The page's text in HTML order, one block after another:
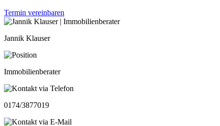
Termin vereinbaren
Jannik Klauser
Immobilienberater
0174/3877019